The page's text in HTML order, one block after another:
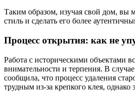
Таким образом, изучая свой дом, вы
стиль и сделать его более
Процесс открытия: как не
Работа с историческими объектами
внимательности и терпения. В
сообщила, что процесс удаления
трудным из-за крепкого клея, однако